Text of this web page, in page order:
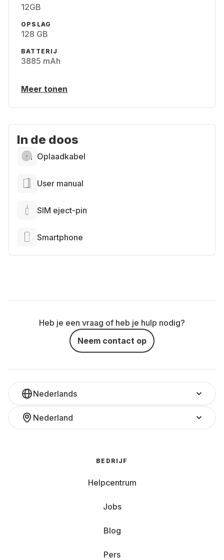
12GB
OPSLAG
128 GB
BATTERIJ
3885 mAh
Meer tonen
In de doos
Oplaadkabel
User manual
SIM eject-pin
Smartphone
Heb je een vraag of heb je hulp nodig?
Neem contact op
Nederlands
Nederland
BEDRIJF
Helpcentrum
Jobs
Blog
Pers